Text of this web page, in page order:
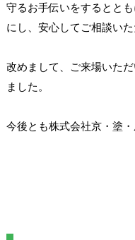
守るお手伝いをするとと
にし、安心してご相談い
改めまして、ご来場いた
ました。
今後とも株式会社京・塗